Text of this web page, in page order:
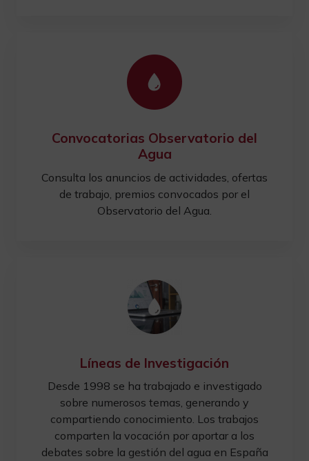
Convocatorias Observatorio del
Agua
Consulta los anuncios de actividades, ofertas
de trabajo, premios convocados por el
Observatorio del Agua.
Líneas de Investigación
Desde 1998 se ha trabajado e investigado
sobre numerosos temas, generando y
compartiendo conocimiento. Los trabajos
comparten la vocación por aportar a los
debates sobre la gestión del agua en España